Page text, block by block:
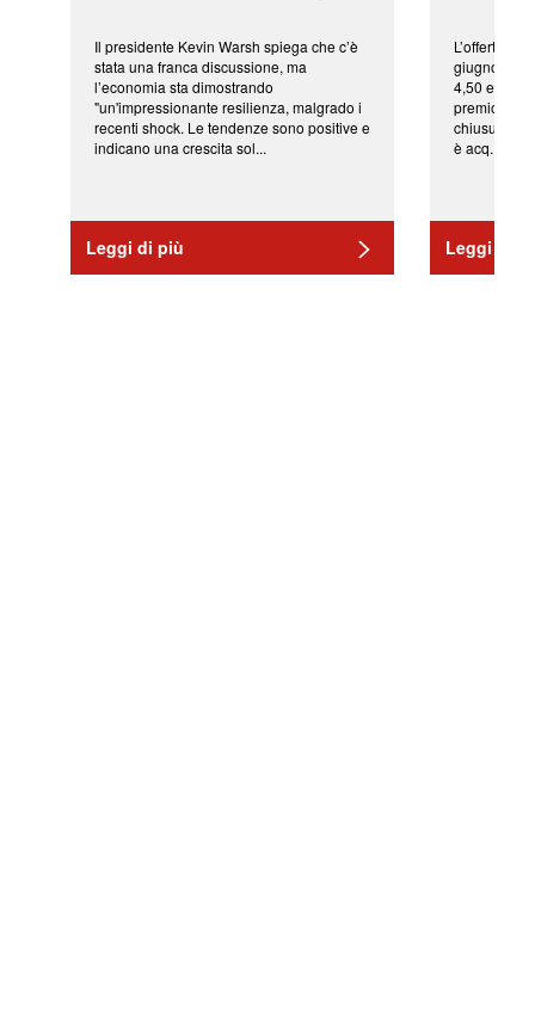
Il presidente Kevin Warsh spiega che c’è
stata una franca discussione, ma
l’economia sta dimostrando
"un'impressionante resilienza, malgrado i
recenti shock. Le tendenze sono positive e
indicano una crescita sol...
Leggi di più
L’offerta
giugno da
4,50 euro
premio di
chiusura
è acq...
Leggi di